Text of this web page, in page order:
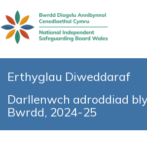
Erthyglau Diweddaraf
Darllenwch adroddiad
Bwrdd, 2024-25